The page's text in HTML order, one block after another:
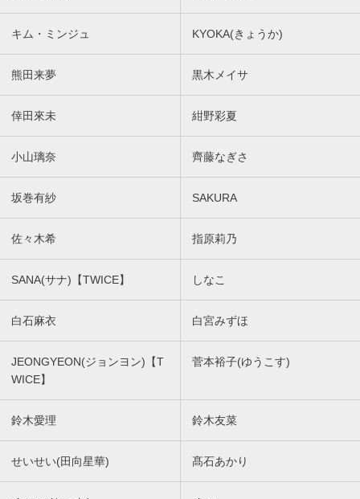
キム・ミンジュ KYOKA(きょうか)
熊田来夢 黒木メイサ
倖田來未 紺野彩夏
小山璃奈 齊藤なぎさ
坂巻有紗 SAKURA
佐々木希 指原莉乃
SANA(サナ)【TWICE】 しなこ
白石麻衣 白宮みずほ
JEONGYEON(ジョンヨン)【T
WICE】
菅本裕子(ゆうこす)
鈴木愛理 鈴木友菜
せいせい(田向星華) 髙石あかり